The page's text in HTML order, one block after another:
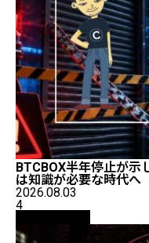
BTCBOX半年停止が
は知識が必要な時代
2026.08.03
4